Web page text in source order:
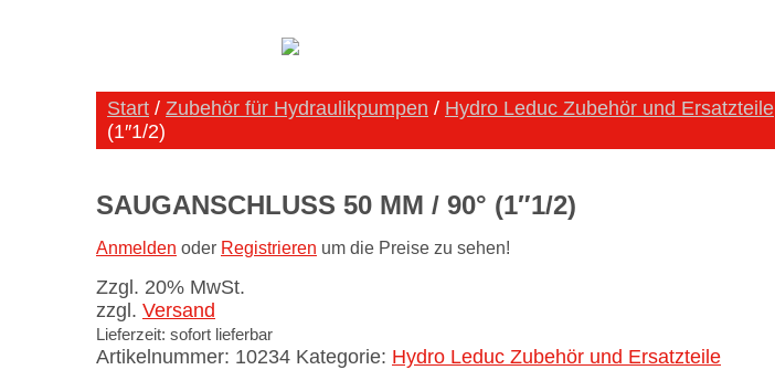
Start / Zubehör für Hydraulikpumpen / Hydro Leduc Zubehör und Ersatzteile
(1″1/2)
SAUGANSCHLUSS 50 MM / 90° (1″1/2)
Anmelden oder Registrieren um die Preise zu sehen!
Zzgl. 20% MwSt.
zzgl. Versand
Lieferzeit: sofort lieferbar
Artikelnummer: 10234 Kategorie: Hydro Leduc Zubehör und Ersatzteile